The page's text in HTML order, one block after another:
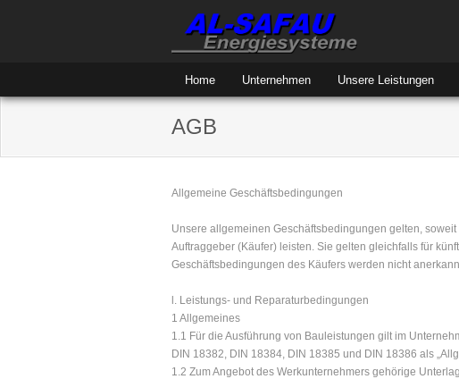
Home Unternehmen Unsere Leistungen
AGB
Allgemeine Geschäftsbedingungen
Unsere allgemeinen Geschäftsbedingungen gelten,
Auftraggeber (Käufer) leisten. Sie gelten gleichfalls für
Geschäftsbedingungen des Käufers werden nicht
l. Leistungs- und Reparaturbedingungen
1 Allgemeines
1.1 Für die Ausführung von Bauleistungen gilt im
DIN 18382, DIN 18384, DIN 18385 und DIN 18386 als
1.2 Zum Angebot des Werkunternehmers gehörige